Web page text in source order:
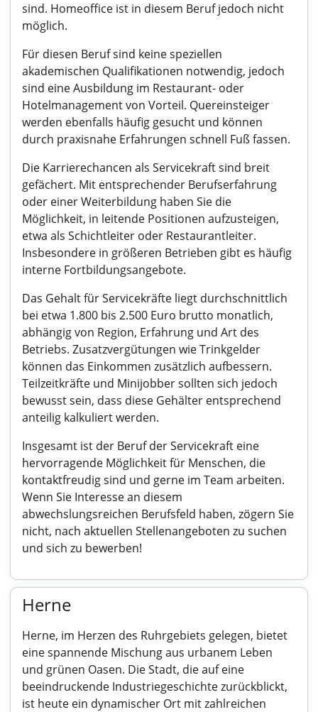
sind. Homeoffice ist in diesem Beruf jedoch nicht
möglich.
Für diesen Beruf sind keine speziellen
akademischen Qualifikationen notwendig, jedoch
sind eine Ausbildung im Restaurant- oder
Hotelmanagement von Vorteil. Quereinsteiger
werden ebenfalls häufig gesucht und können
durch praxisnahe Erfahrungen schnell Fuß fassen.
Die Karrierechancen als Servicekraft sind breit
gefächert. Mit entsprechender Berufserfahrung
oder einer Weiterbildung haben Sie die
Möglichkeit, in leitende Positionen aufzusteigen,
etwa als Schichtleiter oder Restaurantleiter.
Insbesondere in größeren Betrieben gibt es häufig
interne Fortbildungsangebote.
Das Gehalt für Servicekräfte liegt durchschnittlich
bei etwa 1.800 bis 2.500 Euro brutto monatlich,
abhängig von Region, Erfahrung und Art des
Betriebs. Zusatzvergütungen wie Trinkgelder
können das Einkommen zusätzlich aufbessern.
Teilzeitkräfte und Minijobber sollten sich jedoch
bewusst sein, dass diese Gehälter entsprechend
anteilig kalkuliert werden.
Insgesamt ist der Beruf der Servicekraft eine
hervorragende Möglichkeit für Menschen, die
kontaktfreudig sind und gerne im Team arbeiten.
Wenn Sie Interesse an diesem
abwechslungsreichen Berufsfeld haben, zögern Sie
nicht, nach aktuellen Stellenangeboten zu suchen
und sich zu bewerben!
Herne
Herne, im Herzen des Ruhrgebiets gelegen, bietet
eine spannende Mischung aus urbanem Leben
und grünen Oasen. Die Stadt, die auf eine
beeindruckende Industriegeschichte zurückblickt,
ist heute ein dynamischer Ort mit zahlreichen